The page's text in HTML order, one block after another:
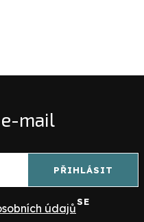
mail
údajů
PŘIHLÁSIT
SE